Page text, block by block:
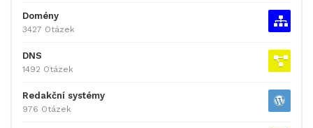
Domény
3427 Otázek
DNS
1492 Otázek
Redakční systémy
976 Otázek